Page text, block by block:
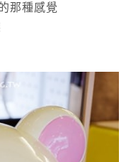
那種感覺